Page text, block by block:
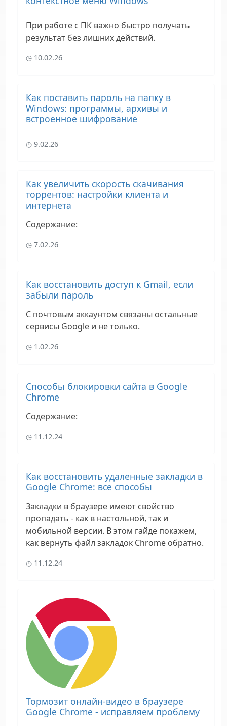
При работе с ПК важно быстро получать
результат без лишних действий.
10.02.26
Как поставить пароль на папку в
Windows: программы, архивы и
встроенное шифрование
9.02.26
Как увеличить скорость скачивания
торрентов: настройки клиента и
интернета
Содержание:
7.02.26
Как восстановить доступ к Gmail, если
забыли пароль
С почтовым аккаунтом связаны остальные
сервисы Google и не только.
1.02.26
Способы блокировки сайта в Google
Chrome
Содержание:
11.12.24
Как восстановить удаленные закладки в
Google Chrome: все способы
Закладки в браузере имеют свойство
пропадать - как в настольной, так и
мобильной версии. В этом гайде покажем,
как вернуть файл закладок Chrome обратно.
11.12.24
Тормозит онлайн-видео в браузере
Google Chrome - исправляем проблему